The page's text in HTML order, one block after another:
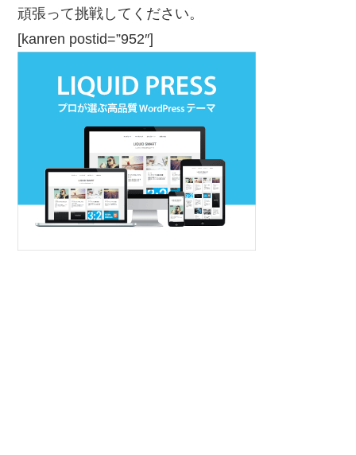
頑張って挑戦してください。
[kanren postid=”952″]